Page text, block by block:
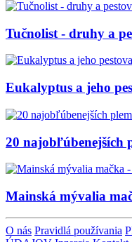
Tučnolist - druhy a
Eukalyptus a jeho
20 najobľúbenejších
Mainská mývalia
O nás Pravidlá používania